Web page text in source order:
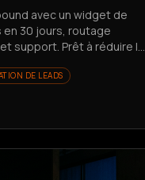
avec un widget de
en 30 jours, routage
support. Prêt à réduire le
DE LEADS